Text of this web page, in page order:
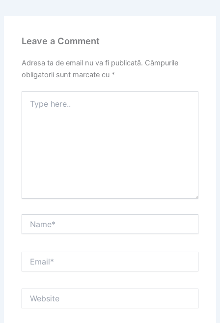
Leave a Comment
Adresa ta de email nu va fi publicată. Câmpurile
obligatorii sunt marcate cu *
here..